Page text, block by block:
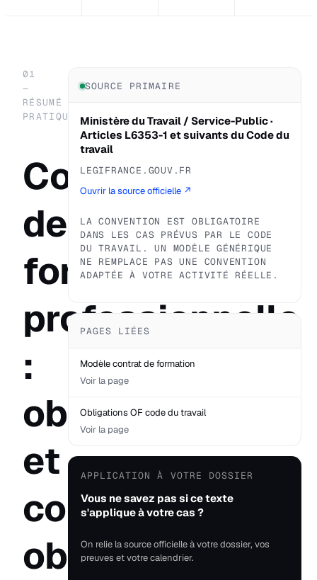
01
—
RÉSUMÉ
PRATIQUE
Convention
de
formation
professionnelle
:
obligations
et
contenu
obligatoire
SOURCE PRIMAIRE
Ministère du Travail / Service-Public ·
Articles L6353-1 et suivants du Code du
travail
LEGIFRANCE.GOUV.FR
Ouvrir la source officielle ↗
LA CONVENTION EST OBLIGATOIRE
DANS LES CAS PRÉVUS PAR LE CODE
DU TRAVAIL. UN MODÈLE GÉNÉRIQUE
NE REMPLACE PAS UNE CONVENTION
ADAPTÉE À VOTRE ACTIVITÉ RÉELLE.
PAGES LIÉES
Modèle contrat de formation
Voir la page
Obligations OF code du travail
Voir la page
APPLICATION À VOTRE DOSSIER
Vous ne savez pas si ce texte
s'applique à votre cas ?
On relie la source officielle à votre dossier, vos
preuves et votre calendrier.